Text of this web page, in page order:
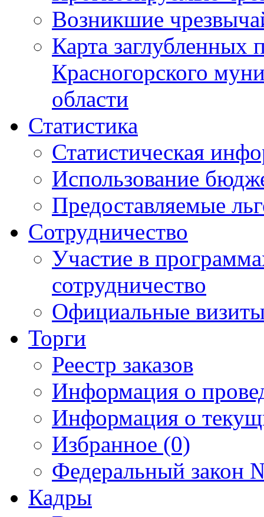
Возникшие
Карта
Красногорского
области
Статистика
Статистическая
Использование
Предоставляемые
Сотрудничество
Участие в
сотрудничество
Официальные
Торги
Реестр заказов
Информация о
Информация о
Избранное (0)
Федеральный закон
Кадры